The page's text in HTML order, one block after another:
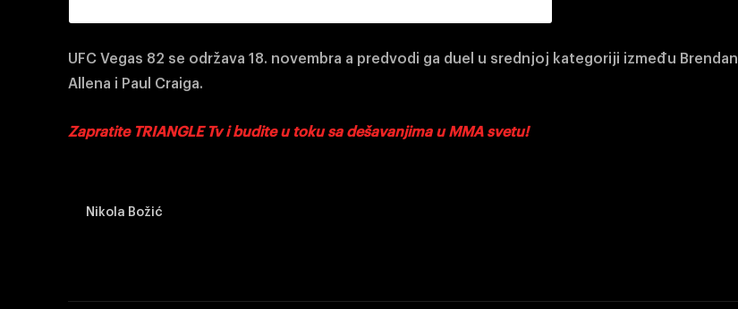
UFC Vegas 82 se održava 18. novembra a predvodi ga duel u srednjoj kategoriji između Brendan
Allena i Paul Craiga.
Zapratite TRIANGLE Tv i budite u toku sa dešavanjima u MMA svetu!
Nikola Božić